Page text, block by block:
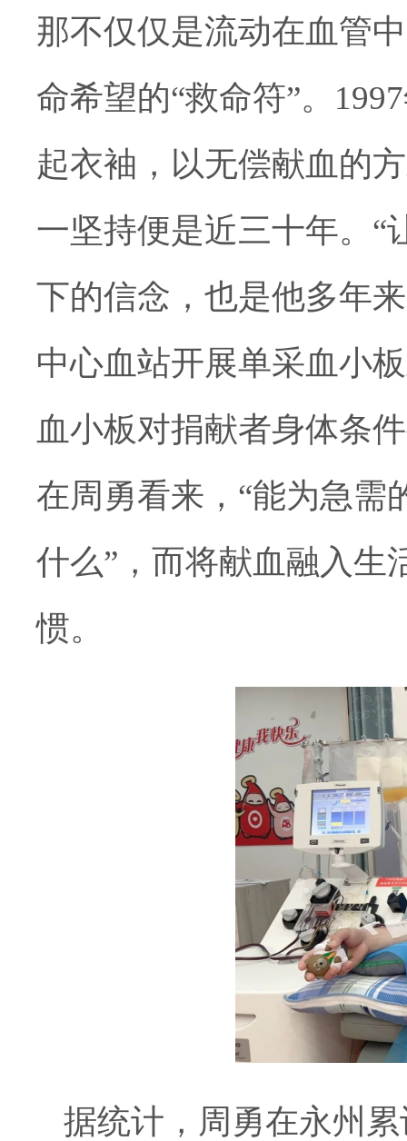
那不仅仅是流动在血管
命希望的“救命符”。 1997
起衣袖，以无偿献血的
一坚持便是近三十年。“
下的信念，也是他多年
中心血站开展单采血小
血小板对捐献者身体条
在周勇看来， “能为急需
什么”，而将献血融入生
惯。
据统计，周勇在永州